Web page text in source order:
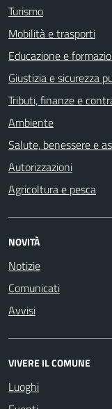
Turismo
Mobilità e trasporti
Educazione e
Giustizia e sicurezza
Tributi, finanze e
Ambiente
Salute, benessere e
Autorizzazioni
Agricoltura e pesca
NOVITÀ
Notizie
Comunicati
Avvisi
VIVERE IL COMUNE
Luoghi